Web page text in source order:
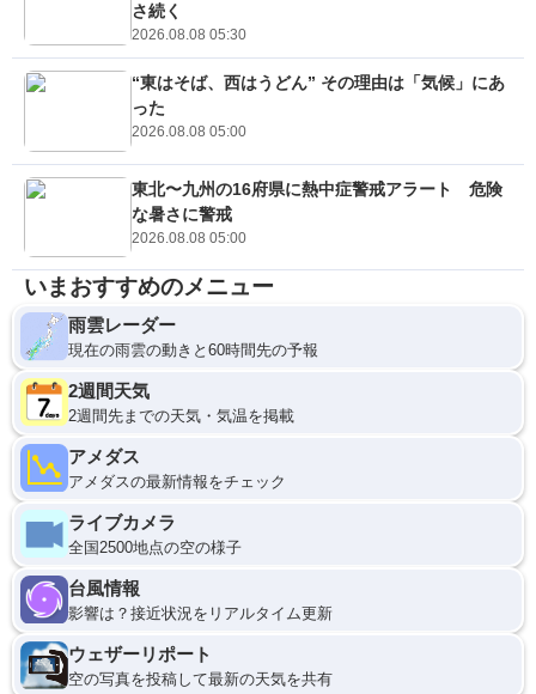
さ続く
2026.08.08 05:30
“東はそば、西はうどん” その理由は「気候」にあ
った
2026.08.08 05:00
東北〜九州の16府県に熱中症警戒アラート 危険
な暑さに警戒
2026.08.08 05:00
いまおすすめのメニュー
雨雲レーダー
現在の雨雲の動きと60時間先の予報
2週間天気
2週間先までの天気・気温を掲載
アメダス
アメダスの最新情報をチェック
ライブカメラ
全国2500地点の空の様子
台風情報
影響は？接近状況をリアルタイム更新
ウェザーリポート
空の写真を投稿して最新の天気を共有